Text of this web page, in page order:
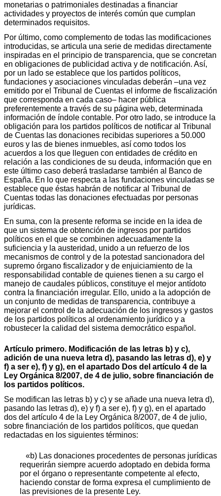
monetarias o patrimoniales destinadas a financiar
actividades y proyectos de interés común que cumplan
determinados requisitos.
Por último, como complemento de todas las modificaciones
introducidas, se articula una serie de medidas directamente
inspiradas en el principio de transparencia, que se concretan
en obligaciones de publicidad activa y de notificación. Así,
por un lado se establece que los partidos políticos,
fundaciones y asociaciones vinculadas deberán –una vez
emitido por el Tribunal de Cuentas el informe de fiscalización
que corresponda en cada caso– hacer pública
preferentemente a través de su página web, determinada
información de índole contable. Por otro lado, se introduce la
obligación para los partidos políticos de notificar al Tribunal
de Cuentas las donaciones recibidas superiores a 50.000
euros y las de bienes inmuebles, así como todos los
acuerdos a los que lleguen con entidades de crédito en
relación a las condiciones de su deuda, información que en
este último caso deberá trasladarse también al Banco de
España. En lo que respecta a las fundaciones vinculadas se
establece que éstas habrán de notificar al Tribunal de
Cuentas todas las donaciones efectuadas por personas
jurídicas.
En suma, con la presente reforma se incide en la idea de
que un sistema de obtención de ingresos por partidos
políticos en el que se combinen adecuadamente la
suficiencia y la austeridad, unido a un refuerzo de los
mecanismos de control y de la potestad sancionadora del
supremo órgano fiscalizador y de enjuiciamiento de la
responsabilidad contable de quienes tienen a su cargo el
manejo de caudales públicos, constituye el mejor antídoto
contra la financiación irregular. Ello, unido a la adopción de
un conjunto de medidas de transparencia, contribuye a
mejorar el control de la adecuación de los ingresos y gastos
de los partidos políticos al ordenamiento jurídico y a
robustecer la calidad del sistema democrático español.
Artículo primero. Modificación de las letras b) y c),
adición de una nueva letra d), pasando las letras d), e) y
f) a ser e), f) y g), en el apartado Dos del artículo 4 de la
Ley Orgánica 8/2007, de 4 de julio, sobre financiación de
los partidos políticos.
Se modifican las letras b) y c) y se añade una nueva letra d),
pasando las letras d), e) y f) a ser e), f) y g), en el apartado
dos del artículo 4 de la Ley Orgánica 8/2007, de 4 de julio,
sobre financiación de los partidos políticos, que quedan
redactadas en los siguientes términos:
«b) Las donaciones procedentes de personas jurídicas
requerirán siempre acuerdo adoptado en debida forma
por el órgano o representante competente al efecto,
haciendo constar de forma expresa el cumplimiento de
las previsiones de la presente Ley.